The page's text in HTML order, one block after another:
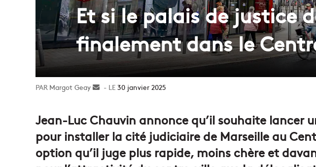
Et si le palais de justice
finalement dans le
Margot Geay
Envoyer30 janvier 2025
Jean-Luc Chauvin annonce qu’il souhaite lancer
pour installer la cité judiciaire de Marseille au
option qu’il juge plus rapide, moins chère et